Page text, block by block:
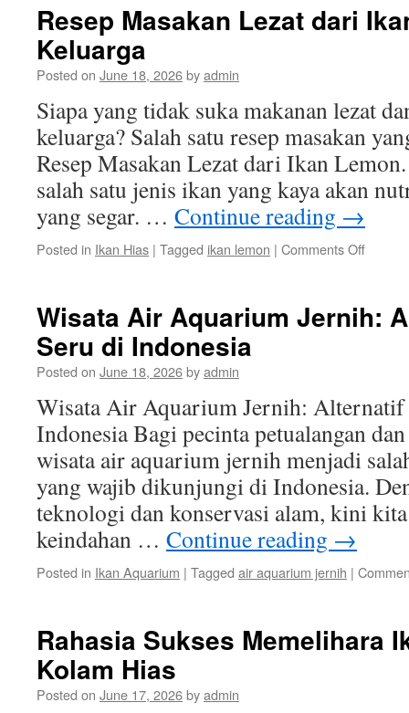
Resep Masakan Lezat dari
Keluarga
Posted on June 18, 2026byadmin
Siapa yang tidak suka makanan lezat
keluarga? Salah satu resep masakan
Resep Masakan Lezat dari Ikan
salah satu jenis ikan yang kaya akan
yang segar. … Continue reading →
Posted in Ikan Hias | Tagged ikan lemon | Comments Offon
dari
Wisata Air Aquarium Jernih:
Seru di Indonesia
Posted on June 18, 2026byadmin
Wisata Air Aquarium Jernih:
Indonesia Bagi pecinta petualangan
wisata air aquarium jernih menjadi
yang wajib dikunjungi di Indonesia.
teknologi dan konservasi alam, kini
keindahan … Continue reading →
Posted in Ikan Aquarium | Tagged air aquarium jernih |
Rahasia Sukses Memelihara
Kolam Hias
Posted on June 17, 2026byadmin